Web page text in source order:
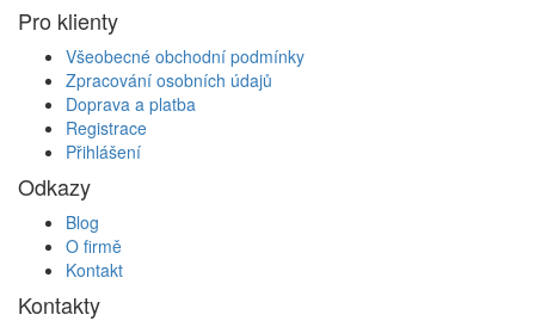
Pro klienty
Všeobecné obchodní podmínky
Zpracování osobních údajů
Doprava a platba
Registrace
Přihlášení
Odkazy
Blog
O firmě
Kontakt
Kontakty